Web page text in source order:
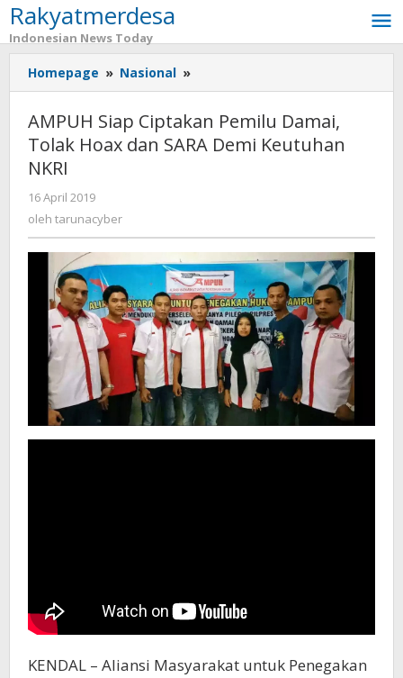
Lewati
ke
konten
Rakyatmerdesa
Indonesian News Today
Homepage » Nasional »
Siap
Pemilu
Damai,
Demi
Keutuhan
NKRI
AMPUH Siap Ciptakan Pemilu Damai,
Tolak Hoax dan SARA Demi Keutuhan
NKRI
16 April 2019
tarunacyber
oleh tarunacyber
KENDAL – Aliansi Masyarakat untuk Penegakan